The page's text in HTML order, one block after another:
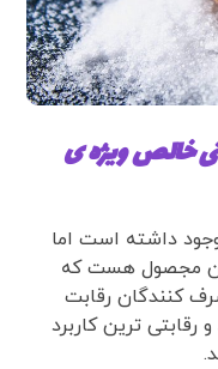
خالص ویژه ی
داشته است اما
مجصول هست که
کنندگان رقابت
ترین کاربرد